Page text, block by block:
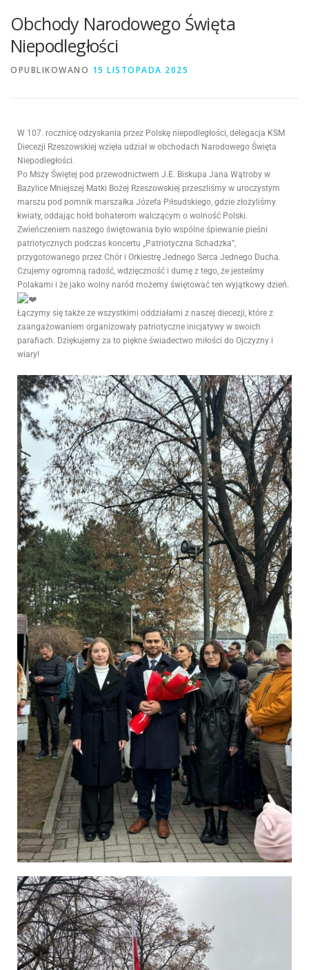
Obchody Narodowego Święta
Niepodległości
OPUBLIKOWANO 15 LISTOPADA 2025
W 107. rocznicę odzyskania przez Polskę niepodległości, delegacja KSM
Diecezji Rzeszowskiej wzięła udział w obchodach Narodowego Święta
Niepodległości.
Po Mszy Świętej pod przewodnictwem J.E. Biskupa Jana Wątroby w
Bazylice Mniejszej Matki Bożej Rzeszowskiej przeszliśmy w uroczystym
marszu pod pomnik marszałka Józefa Piłsudskiego, gdzie złożyliśmy
kwiaty, oddając hołd bohaterom walczącym o wolność Polski.
Zwieńczeniem naszego świętowania było wspólne śpiewanie pieśni
patriotycznych podczas koncertu „Patriotyczna Schadzka”,
przygotowanego przez Chór i Orkiestrę Jednego Serca Jednego Ducha.
Czujemy ogromną radość, wdzięczność i dumę z tego, że jesteśmy
Polakami i że jako wolny naród możemy świętować ten wyjątkowy dzień.
Łączymy się także ze wszystkimi oddziałami z naszej diecezji, które z
zaangażowaniem organizowały patriotyczne inicjatywy w swoich
parafiach. Dziękujemy za to piękne świadectwo miłości do Ojczyzny i
wiary!